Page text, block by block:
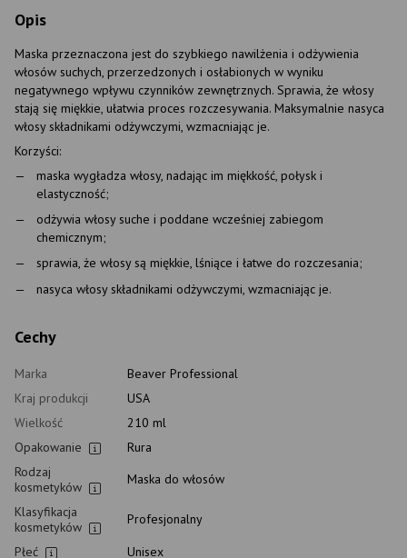
Opis
Maska przeznaczona jest do szybkiego nawilżenia i odżywienia
włosów suchych, przerzedzonych i osłabionych w wyniku
negatywnego wpływu czynników zewnętrznych. Sprawia, że włosy
stają się miękkie, ułatwia proces rozczesywania. Maksymalnie nasyca
włosy składnikami odżywczymi, wzmacniając je.
Korzyści:
maska wygładza włosy, nadając im miękkość, połysk i
elastyczność;
odżywia włosy suche i poddane wcześniej zabiegom
chemicznym;
sprawia, że włosy są miękkie, lśniące i łatwe do rozczesania;
nasyca włosy składnikami odżywczymi, wzmacniając je.
Cechy
Marka
Beaver Professional
Kraj produkcji
USA
Wielkość
210 ml
Opakowanie
Rura
Rodzaj
kosmetyków
Maska do włosów
Klasyfikacja
kosmetyków
Profesjonalny
Płeć
Unisex